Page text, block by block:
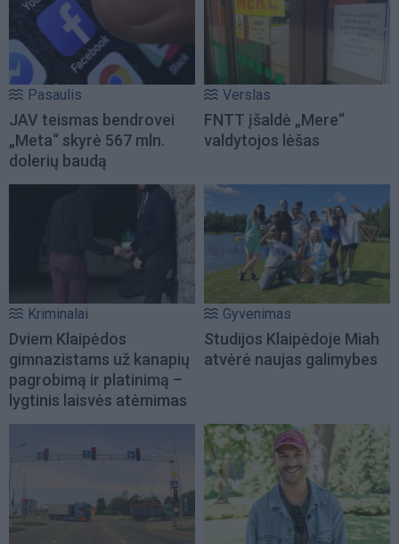
Pasaulis
JAV teismas bendrovei
„Meta“ skyrė 567 mln.
dolerių baudą
Verslas
FNTT įšaldė „Mere“
valdytojos lėšas
Kriminalai
Dviem Klaipėdos
gimnazistams už kanapių
pagrobimą ir platinimą –
lygtinis laisvės atėmimas
Gyvenimas
Studijos Klaipėdoje Miah
atvėrė naujas galimybes